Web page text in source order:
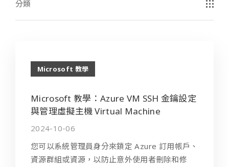
分類
Microsoft 教學
Microsoft 教學：Azure VM SSH 金鑰設定
與管理虛擬主機 Virtual Machine
2024-10-06
您可以系統管理員身分來鎖定 Azure 訂用帳戶、
資源群組或資源，以防止意外使用者刪除和修